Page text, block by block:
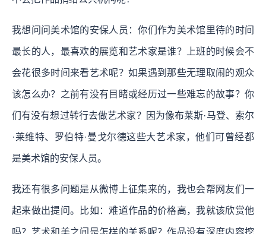
我想问问美术馆的安保人员：你们作为美术馆里待的时间
最长的人，最喜欢的展览和艺术家是谁？上班的时候会不
会花很多时间来看艺术呢？如果遇到那些无理取闹的观众
该怎么办？之前有没有目睹或经历过一些难忘的故事？你
们有没有想过转行去做艺术家？因为像布莱斯·马登、索尔
·莱维特、罗伯特·曼戈尔德这些大艺术家，他们可曾经都
是美术馆的安保人员。
我还有很多问题是从微博上征集来的，我也会帮网友们一
起来做出提问。比如：难道作品的价格高，我就该欣赏他
吗？艺术和美之间是怎样的关系呢？作品没有深度内容挖